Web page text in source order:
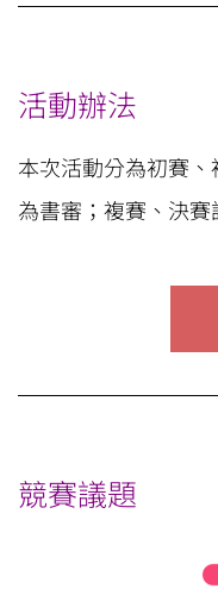
活動辦法
本次活動分為初賽
為書審；複賽、決
競賽議題